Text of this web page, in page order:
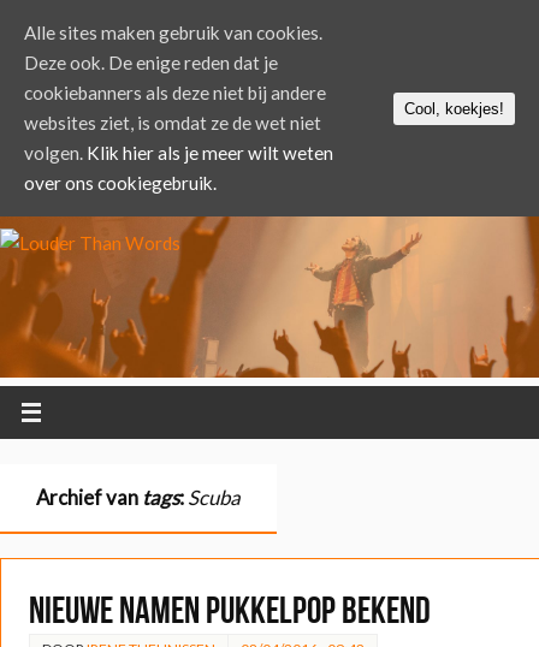
Archief van tags:Scuba
Nieuwe namen Pukkelpop bekend
Alle sites maken gebruik van cookies.
Deze ook. De enige reden dat je
cookiebanners als deze niet bij andere
websites ziet, is omdat ze de wet niet
volgen. Klik hier als je meer wilt weten
over ons cookiegebruik.
Cool, koekjes!